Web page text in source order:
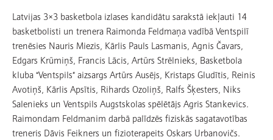
Latvijas 3×3 basketbola izlases kandidātu sarakstā iekļauti 14
basketbolisti un trenera Raimonda Feldmaņa vadībā Ventspilī
trenēsies Nauris Miezis, Kārlis Pauls Lasmanis, Agnis Čavars,
Edgars Krūmiņš, Francis Lācis, Artūrs Strēlnieks, Basketbola
kluba “Ventspils” aizsargs Artūrs Ausējs, Kristaps Gludītis, Reinis
Avotiņš, Kārlis Apsītis, Rihards Ozoliņš, Ralfs Šķesters, Niks
Salenieks un Ventspils Augstskolas spēlētājs Agris Stankevics.
Raimondam Feldmanim darbā palīdzēs fiziskās sagatavotības
treneris Dāvis Feikners un fizioterapeits Oskars Urbanovičs.